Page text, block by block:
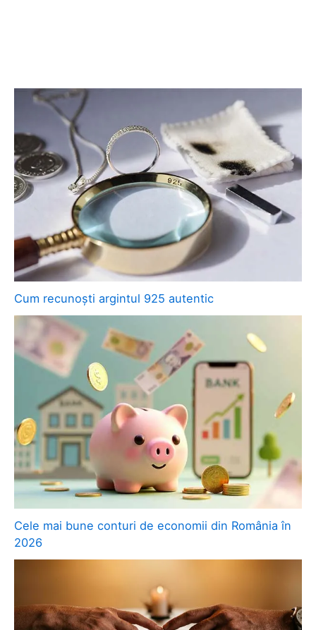
Cum recunoști argintul 925 autentic
Cele mai bune conturi de economii din România în
2026